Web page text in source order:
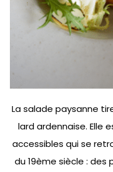
La salade paysanne
lard ardennaise. Elle
accessibles qui se
du 19ème siècle :